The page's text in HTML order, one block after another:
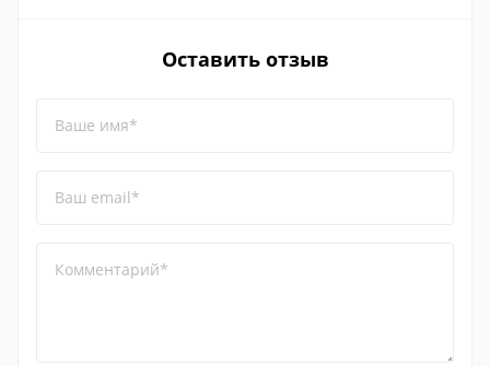
Оставить отзыв
Ваше имя*
Ваш email*
Комментарий*